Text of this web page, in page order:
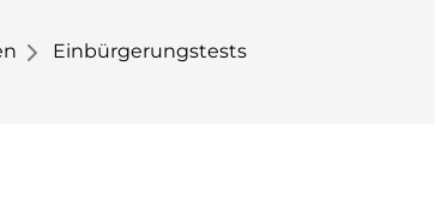
Einbürgerungstests